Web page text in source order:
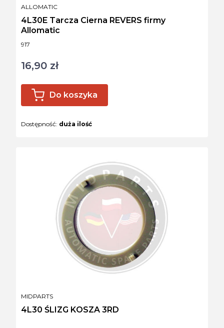
Kod produktu
917
4L30E Tarcza Cierna REVERS firmy
Allomatic
PRODUCENT
ALLOMATIC
Cena
16,90 zł
Do koszyka
Dostępność: duża ilość
4L30 ŚLIZG KOSZA 3RD
PRODUCENT
MIDPARTS